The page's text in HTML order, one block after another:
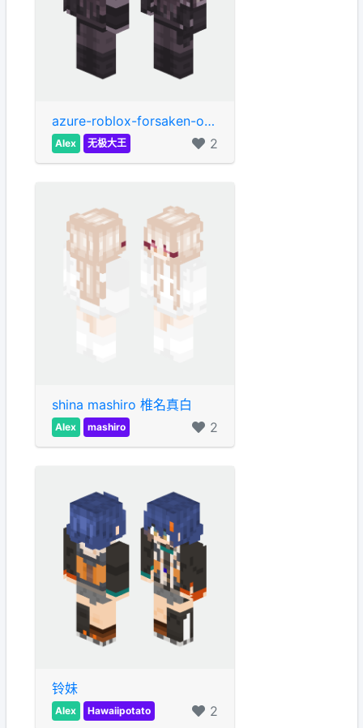
azure-roblox-forsaken-on-planetminecraft-com
Alex 无极大王 2
shina mashiro 椎名真白
Alex mashiro 2
铃妹
Alex Hawaiipotato 2